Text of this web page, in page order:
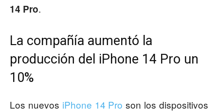
14 Pro.
La compañía aumentó la
producción del iPhone 14 Pro un
10%
Los nuevos iPhone 14 Pro son los dispositivos